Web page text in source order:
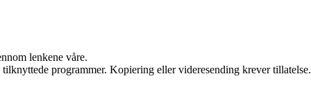
lenkene våre.
programmer. Kopiering eller videresending krever tillatelse.